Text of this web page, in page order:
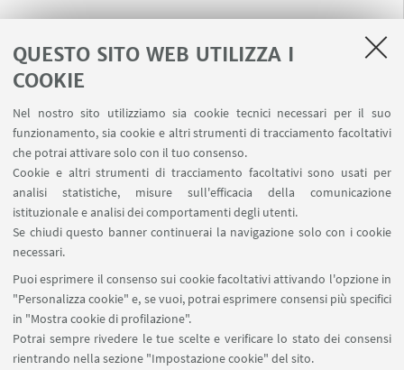
QUESTO SITO WEB UTILIZZA I
COOKIE
Nel nostro sito utilizziamo sia cookie tecnici necessari per il suo
funzionamento, sia cookie e altri strumenti di tracciamento facoltativi
che potrai attivare solo con il tuo consenso.
Cookie e altri strumenti di tracciamento facoltativi sono usati per
analisi statistiche, misure sull'efficacia della comunicazione
istituzionale e analisi dei comportamenti degli utenti.
Se chiudi questo banner continuerai la navigazione solo con i cookie
necessari.
Puoi esprimere il consenso sui cookie facoltativi attivando l'opzione in
"Personalizza cookie" e, se vuoi, potrai esprimere consensi più specifici
in "Mostra cookie di profilazione".
Potrai sempre rivedere le tue scelte e verificare lo stato dei consensi
rientrando nella sezione "Impostazione cookie" del sito.
Scienze Mediche Veterinarie
(Università di Bologna)
Approfondisci
giuseppe.sarli@unibo.it
Daniele Senzani
Professore ordinario - Dipartimento di
Scienze Giuridiche (Università di
Bologna)